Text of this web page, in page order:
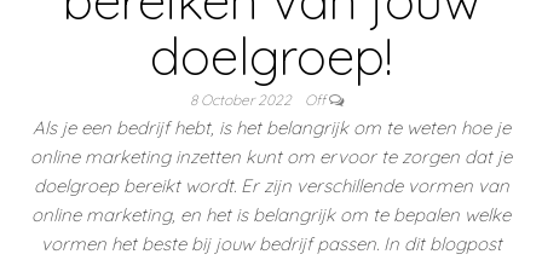
doelgroep!
8 October 2022 Off
Als je een bedrijf hebt, is het belangrijk om te weten hoe je
online marketing inzetten kunt om ervoor te zorgen dat je
doelgroep bereikt wordt. Er zijn verschillende vormen van
online marketing, en het is belangrijk om te bepalen welke
vormen het beste bij jouw bedrijf passen. In dit blogpost